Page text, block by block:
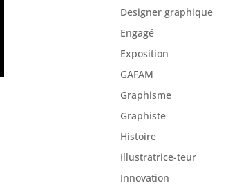
Designer graphique
Engagé
Exposition
GAFAM
Graphisme
Graphiste
Histoire
Illustratrice-teur
Innovation